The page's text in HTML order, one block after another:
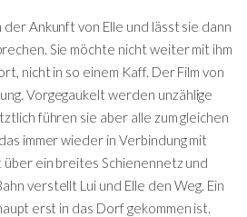
Ankunft von Elle und lässt sie dann
Sie möchte nicht weiter mit ihm
nicht in so einem Kaff. Der Film von
Vorgegaukelt werden unzählige
führen sie aber alle zum gleichen
immer wieder in Verbindung mit
über ein breites Schienennetz und
verstellt Lui und Elle den Weg. Ein
erst in das Dorf gekommen ist.